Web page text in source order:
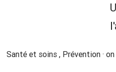
Santé et soins , Prévention ·